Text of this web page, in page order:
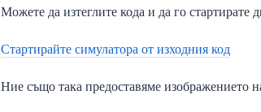
Можете да изтеглите кода и да го
Стартирайте симулатора от изходния код
Ние също така предоставяме изображението